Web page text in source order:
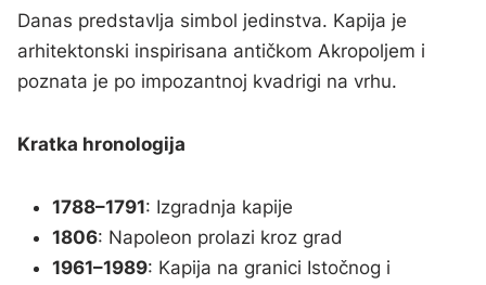
Danas predstavlja simbol jedinstva. Kapija je
arhitektonski inspirisana antičkom Akropoljem i
poznata je po impozantnoj kvadrigi na vrhu.
Kratka hronologija
1788–1791: Izgradnja kapije
1806: Napoleon prolazi kroz grad
1961–1989: Kapija na granici Istočnog i